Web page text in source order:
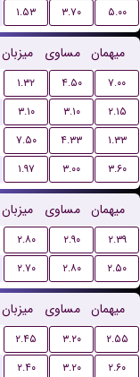
۱.۵۳ ۳.۷۰ ۵.۰۰
میزبان مساوی میهمان
۱.۳۲ ۴.۵۰
۷.۰۰
۳.۱۰ ۳.۱۰
۲.۱۵
۷.۵۰ ۴.۳۳
۱.۳۳
۱.۹۷ ۳.۰۰ ۳.۶۰
میزبان مساوی میهمان
۲.۸۰ ۲.۹۰
۲.۳۹
۲.۷۰ ۲.۸۰ ۲.۵۰
میزبان مساوی میهمان
۲.۴۵ ۳.۲۰
۲.۵۵
۲.۴۰ ۳.۲۰
۲.۶۰